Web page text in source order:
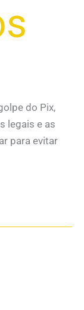
do Pix,
legais e as
para evitar